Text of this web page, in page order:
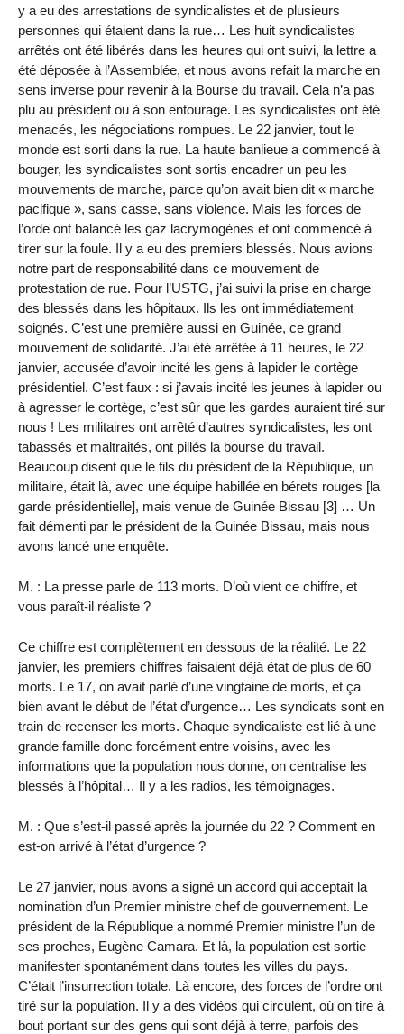
y a eu des arrestations de syndicalistes et de plusieurs
personnes qui étaient dans la rue… Les huit syndicalistes
arrêtés ont été libérés dans les heures qui ont suivi, la lettre a
été déposée à l’Assemblée, et nous avons refait la marche en
sens inverse pour revenir à la Bourse du travail. Cela n’a pas
plu au président ou à son entourage. Les syndicalistes ont été
menacés, les négociations rompues. Le 22 janvier, tout le
monde est sorti dans la rue. La haute banlieue a commencé à
bouger, les syndicalistes sont sortis encadrer un peu les
mouvements de marche, parce qu’on avait bien dit « marche
pacifique », sans casse, sans violence. Mais les forces de
l’orde ont balancé les gaz lacrymogènes et ont commencé à
tirer sur la foule. Il y a eu des premiers blessés. Nous avions
notre part de responsabilité dans ce mouvement de
protestation de rue. Pour l’USTG, j’ai suivi la prise en charge
des blessés dans les hôpitaux. Ils les ont immédiatement
soignés. C’est une première aussi en Guinée, ce grand
mouvement de solidarité. J’ai été arrêtée à 11 heures, le 22
janvier, accusée d’avoir incité les gens à lapider le cortège
présidentiel. C’est faux : si j’avais incité les jeunes à lapider ou
à agresser le cortège, c’est sûr que les gardes auraient tiré sur
nous ! Les militaires ont arrêté d’autres syndicalistes, les ont
tabassés et maltraités, ont pillés la bourse du travail.
Beaucoup disent que le fils du président de la République, un
militaire, était là, avec une équipe habillée en bérets rouges [la
garde présidentielle], mais venue de Guinée Bissau [3] … Un
fait démenti par le président de la Guinée Bissau, mais nous
avons lancé une enquête.
M. : La presse parle de 113 morts. D’où vient ce chiffre, et
vous paraît-il réaliste ?
Ce chiffre est complètement en dessous de la réalité. Le 22
janvier, les premiers chiffres faisaient déjà état de plus de 60
morts. Le 17, on avait parlé d’une vingtaine de morts, et ça
bien avant le début de l’état d’urgence… Les syndicats sont en
train de recenser les morts. Chaque syndicaliste est lié à une
grande famille donc forcément entre voisins, avec les
informations que la population nous donne, on centralise les
blessés à l’hôpital… Il y a les radios, les témoignages.
M. : Que s’est-il passé après la journée du 22 ? Comment en
est-on arrivé à l’état d’urgence ?
Le 27 janvier, nous avons a signé un accord qui acceptait la
nomination d’un Premier ministre chef de gouvernement. Le
président de la République a nommé Premier ministre l’un de
ses proches, Eugène Camara. Et là, la population est sortie
manifester spontanément dans toutes les villes du pays.
C’était l’insurrection totale. Là encore, des forces de l’ordre ont
tiré sur la population. Il y a des vidéos qui circulent, où on tire à
bout portant sur des gens qui sont déjà à terre, parfois des